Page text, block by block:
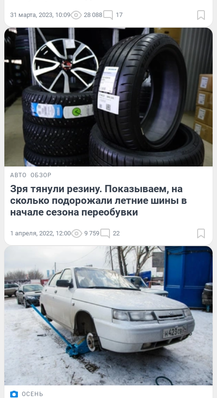
31 марта, 2023, 10:09 28 088 17
АВТО ОБЗОР
Зря тянули резину. Показываем, на
сколько подорожали летние шины в
начале сезона переобувки
1 апреля, 2022, 12:00 9 759 22
ОСЕНЬ